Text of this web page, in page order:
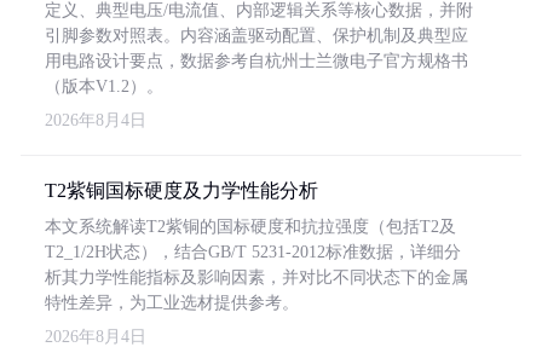
定义、典型电压/电流值、内部逻辑关系等核心数据，并附
引脚参数对照表。内容涵盖驱动配置、保护机制及典型应
用电路设计要点，数据参考自杭州士兰微电子官方规格书
（版本V1.2）。
2026年8月4日
T2紫铜国标硬度及力学性能分析
本文系统解读T2紫铜的国标硬度和抗拉强度（包括T2及
T2_1/2H状态），结合GB/T 5231-2012标准数据，详细分
析其力学性能指标及影响因素，并对比不同状态下的金属
特性差异，为工业选材提供参考。
2026年8月4日